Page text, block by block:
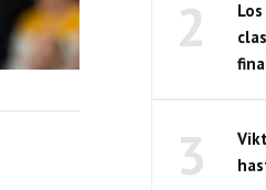
2
3